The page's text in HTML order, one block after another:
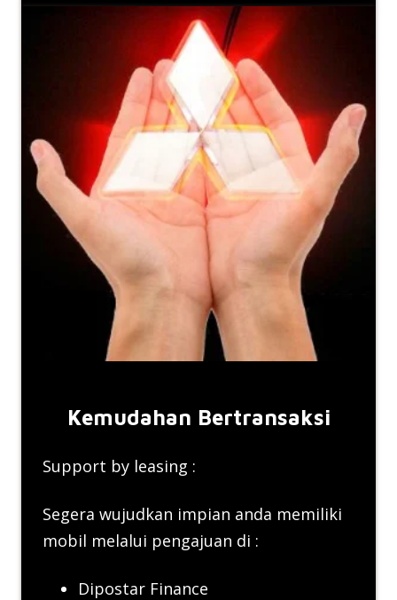
Kemudahan Bertransaksi
Support by leasing :
Segera wujudkan impian anda memiliki
mobil melalui pengajuan di :
Dipostar Finance